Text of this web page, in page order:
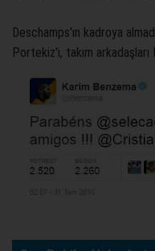
Deschamps'ın kadroya
Portekiz'i, takım